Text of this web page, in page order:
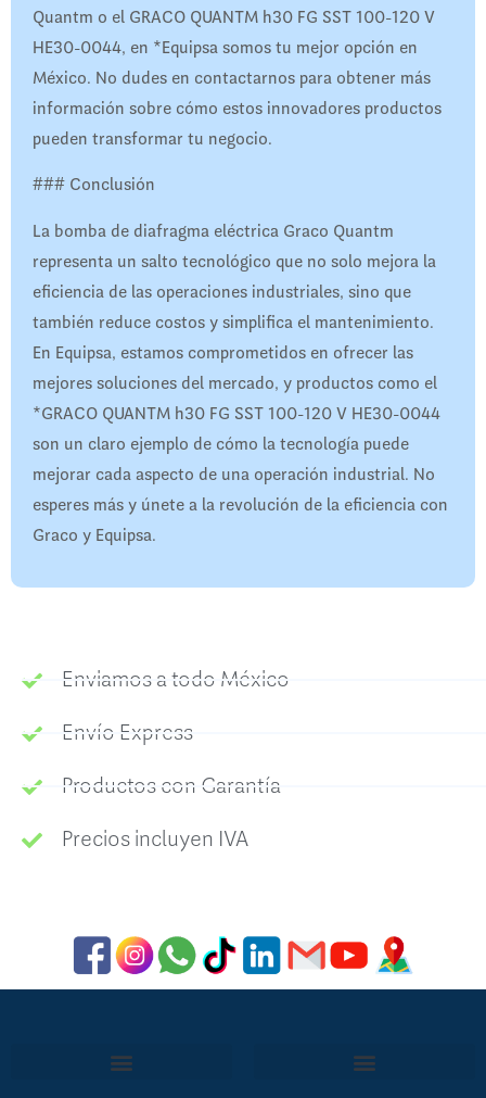
Quantm o el GRACO QUANTM h30 FG SST 100-120 V
HE30-0044, en *Equipsa somos tu mejor opción en
México. No dudes en contactarnos para obtener más
información sobre cómo estos innovadores productos
pueden transformar tu negocio.
### Conclusión
La bomba de diafragma eléctrica Graco Quantm
representa un salto tecnológico que no solo mejora la
eficiencia de las operaciones industriales, sino que
también reduce costos y simplifica el mantenimiento.
En Equipsa, estamos comprometidos en ofrecer las
mejores soluciones del mercado, y productos como el
*GRACO QUANTM h30 FG SST 100-120 V HE30-0044
son un claro ejemplo de cómo la tecnología puede
mejorar cada aspecto de una operación industrial. No
esperes más y únete a la revolución de la eficiencia con
Graco y Equipsa.
Enviamos a todo México
Envío Express
Productos con Garantía
Precios incluyen IVA